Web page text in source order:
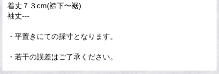
着丈７３cm(襟下〜裾)
袖丈---
・平置きにての採寸となります。
・若干の誤差はご了承ください。